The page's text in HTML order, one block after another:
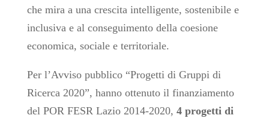
che mira a una crescita intelligente, sostenibile e
inclusiva e al conseguimento della coesione
economica, sociale e territoriale.
Per l’Avviso pubblico “Progetti di Gruppi di
Ricerca 2020”, hanno ottenuto il finanziamento
del POR FESR Lazio 2014-2020, 4 progetti di